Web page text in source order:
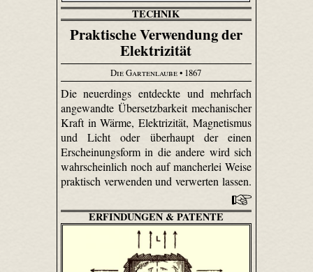
TECHNIK
Praktische Verwendung der
Elektrizität
Die Gartenlaube• 1867
Die neuerdings entdeckte und mehrfach
angewandte Übersetzbarkeit mechanischer
Kraft in Wärme, Elektrizität, Magnetismus
und Licht oder überhaupt der einen
Erscheinungsform in die andere wird sich
wahrscheinlich noch auf mancherlei Weise
praktisch verwenden und verwerten lassen.
ERFINDUNGEN & PATENTE